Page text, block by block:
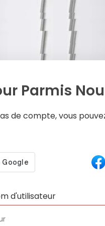
Parmis
de compte, vous
d'utilisateur